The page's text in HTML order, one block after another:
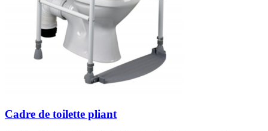
Cadre de toilette pliant